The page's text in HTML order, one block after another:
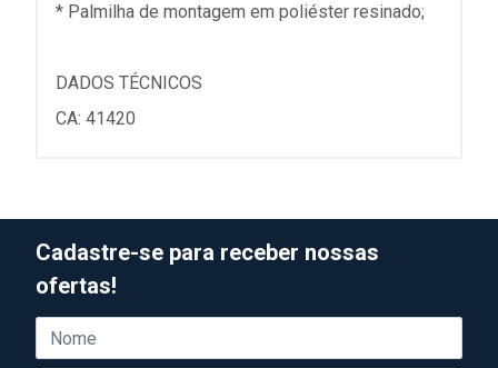
* Palmilha de montagem em poliéster resinado;
DADOS TÉCNICOS
CA: 41420
Cadastre-se para receber nossas
ofertas!